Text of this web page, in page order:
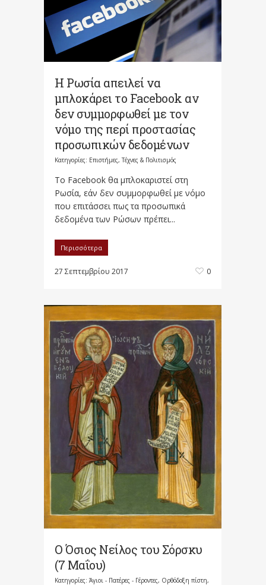
H Ρωσία απειλεί να
μπλοκάρει το Facebook αν
δεν συμμορφωθεί με τον
νόμο της περί προστασίας
προσωπικών δεδομένων
Κατηγορίες: Επιστήμες, Τέχνες & Πολιτισμός
Το Facebook θα μπλοκαριστεί στη
Ρωσία, εάν δεν συμμορφωθεί με νόμο
που επιτάσσει πως τα προσωπικά
δεδομένα των Ρώσων πρέπει...
Περισσότερα
27 Σεπτεμβρίου 2017 0
Ο Όσιος Νείλος του Σόρσκυ
(7 Μαΐου)
Κατηγορίες: Άγιοι - Πατέρες - Γέροντες, Ορθόδοξη πίστη,